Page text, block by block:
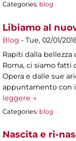
Categories: blog
Libiamo al
Blog - Tue, 02/01/
Rapiti dalla bellezza
Roma, ci siamo fatti
Opera e dalle sue
appuntamento con
leggere →
Categories: blog
Nascita e ri-